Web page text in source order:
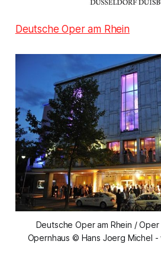
Deutsche Oper am Rhein
Deutsche Oper am Rhein /
Opernhaus © Hans Joerg Michel